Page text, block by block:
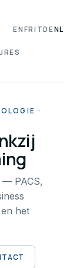
ENFRITDENL
·
— PACS,
het